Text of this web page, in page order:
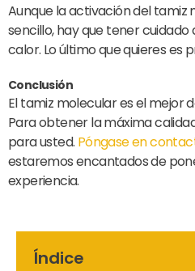
Aunque la activación del tamiz
sencillo, hay que tener cuidado
calor. Lo último que quieres es
Conclusión
El tamiz molecular es el mejor
Para obtener la máxima
para usted. Póngase en
estaremos encantados de
experiencia.
Índice